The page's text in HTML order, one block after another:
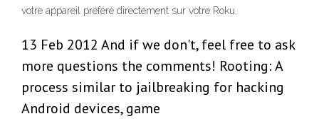
votre appareil préféré directement sur votre Roku.
13 Feb 2012 And if we don't, feel free to ask
more questions the comments! Rooting: A
process similar to jailbreaking for hacking
Android devices, game